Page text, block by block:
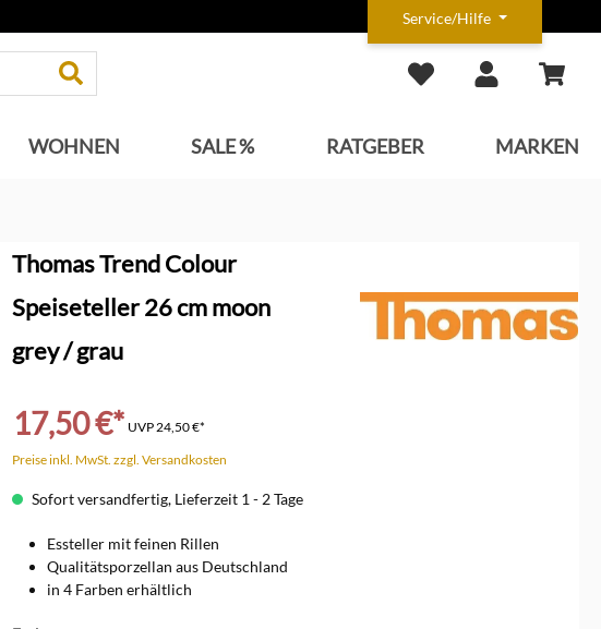
Service/Hilfe
WOHNEN SALE % RATGEBER MARKEN
Thomas Trend Colour
Speiseteller 26 cm moon
grey / grau
17,50 €* UVP24,50 €*
Preise inkl. MwSt. zzgl. Versandkosten
Sofort versandfertig, Lieferzeit 1 - 2 Tage
Essteller mit feinen Rillen
Qualitätsporzellan aus Deutschland
in 4 Farben erhältlich